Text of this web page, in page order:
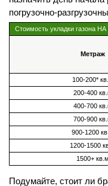
погрузочно-
Стоимость укладки газона
Метраж
100-200*
200-400
400-700
700-900
900-1200
1200-1500
1500+ кв.м
Подумайте, стоит ли